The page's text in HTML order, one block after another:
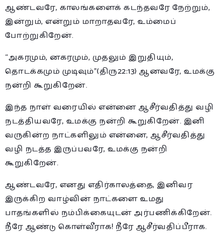
ஆண்டவரே, காலங்களைக் கடந்தவரே நேற்றும்,
இன்றும், என்றும் மாறாதவரே, உம்மைப்
போற்றுகிறேன்.
“அகரமும், னகரமும், முதலும் இறுதியும்,
தொடக்கமும் முடிவும்”(திரு22:13) ஆனவரே, உமக்கு
நன்றி கூறுகிறேன்.
இந்த நாள் வரையில் என்னை ஆசீர்வதித்து வழி
நடத்தியவரே, உமக்கு நன்றி கூறுகிறேன். இனி
வருகின்ற நாட்களிலும் என்னை, ஆசீர்வதித்து
வழி நடத்த இருப்பவரே, உமக்கு நன்றி
கூறுகிறேன்.
ஆண்டவரே, எனது எதிர்காலத்தை, இனிவர
இருக்கிற வாழ்வின் நாட்களை உமது
பாதங்களில் நம்பிக்கையுடன் அர்பணிக்கிறேன்.
நீரே ஆண்டு கொள்வீராக! நீரே ஆசீர்வதிப்பீராக.